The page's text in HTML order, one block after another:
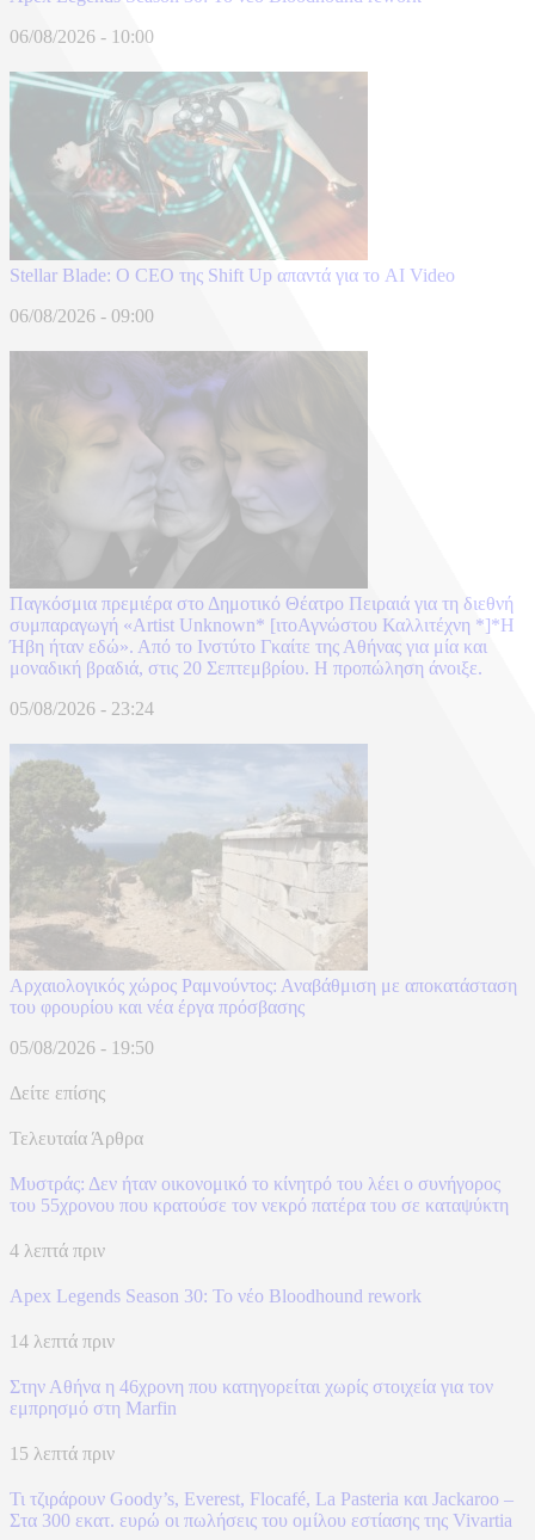
06/08/2026 - 10:00
Stellar Blade: Ο CEO της Shift Up απαντά για το AI Video
06/08/2026 - 09:00
Παγκόσμια πρεμιέρα στο Δημοτικό Θέατρο Πειραιά για τη διεθνή
συμπαραγωγή «Artist Unknown* [ιτοΑγνώστου Καλλιτέχνη *]*Η
Ήβη ήταν εδώ». Από το Ινστύτο Γκαίτε της Αθήνας για μία και
μοναδική βραδιά, στις 20 Σεπτεμβρίου. Η προπώληση άνοιξε.
05/08/2026 - 23:24
Aρχαιολογικός χώρος Ραμνούντος: Αναβάθμιση με αποκατάσταση
του φρουρίου και νέα έργα πρόσβασης
05/08/2026 - 19:50
Δείτε επίσης
Τελευταία Άρθρα
Μυστράς: Δεν ήταν οικονομικό το κίνητρό του λέει ο συνήγορος
του 55χρονου που κρατούσε τον νεκρό πατέρα του σε καταψύκτη
4 λεπτά πριν
Apex Legends Season 30: Το νέο Bloodhound rework
14 λεπτά πριν
Στην Αθήνα η 46χρονη που κατηγορείται χωρίς στοιχεία για τον
εμπρησμό στη Marfin
15 λεπτά πριν
Τι τζιράρουν Goody’s, Everest, Flocafé, La Pasteria και Jackaroo –
Στα 300 εκατ. ευρώ οι πωλήσεις του ομίλου εστίασης της Vivartia